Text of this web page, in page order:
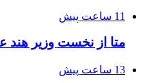
11 ساعت پیش
متا از نخست وزیر هند
13 ساعت پیش